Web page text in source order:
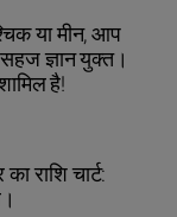
या मीन, आप
ज्ञान युक्त।
है!
राशि चार्ट: